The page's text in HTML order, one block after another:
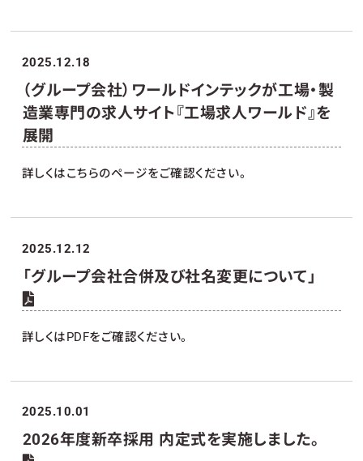
2025.12.18
（グループ会社）ワールドインテックが工場・製
造業専門の求人サイト『工場求人ワールド』を
展開
詳しくはこちらのページをご確認ください。
2025.12.12
「グループ会社合併及び社名変更について」
詳しくはPDFをご確認ください。
2025.10.01
2026年度新卒採用 内定式を実施しました。